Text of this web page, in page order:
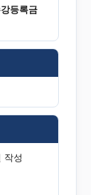
등록금
작성